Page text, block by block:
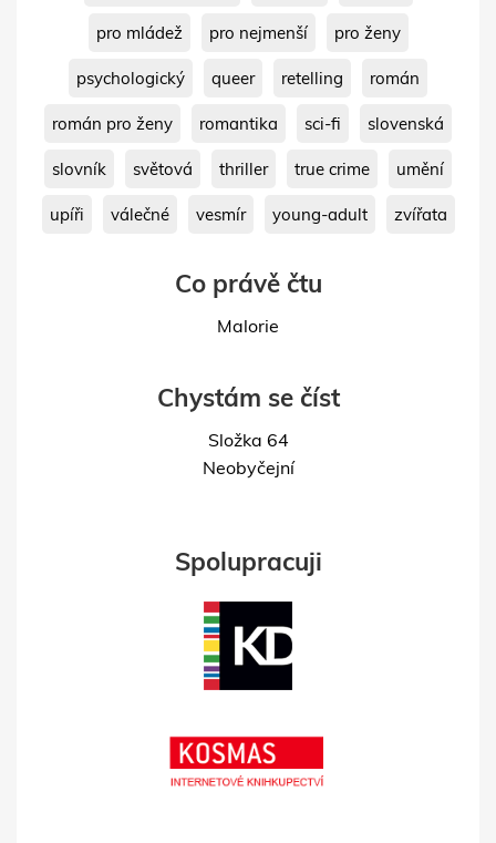
pro mládež pro nejmenší pro ženy
psychologický queer retelling román
román pro ženy romantika sci-fi slovenská
slovník světová thriller true crime umění
upíři válečné vesmír young-adult zvířata
Co právě čtu
Malorie
Chystám se číst
Složka 64
Neobyčejní
Spolupracuji